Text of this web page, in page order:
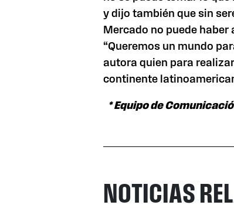
y dijo también que sin
Mercado no puede
“Queremos un mundo
autora quien para
continente
* Equipo de
NOTICIAS